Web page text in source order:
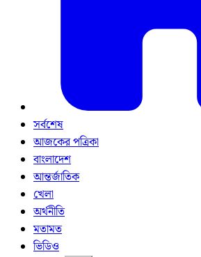
সর্বশেষ
আজকের পত্রিকা
বাংলাদেশ
আন্তর্জাতিক
খেলা
অর্থনীতি
মতামত
ভিডিও